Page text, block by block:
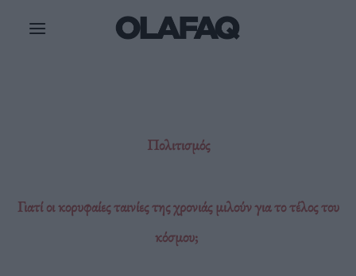
Πολιτισμός
Γιατί οι κορυφαίες ταινίες της χρονιάς μιλούν για το τέλος του
κόσμου;